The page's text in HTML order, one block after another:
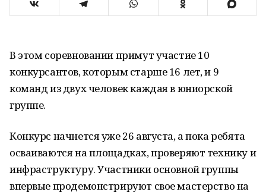
В этом соревновании примут участие 10
конкурсантов, которым старше 16 лет, и 9
команд из двух человек каждая в юниорской
группе.
Конкурс начнется уже 26 августа, а пока ребята
осваиваются на площадках, проверяют технику и
инфраструктуру. Участники основной группы
впервые продемонстрируют свое мастерство на